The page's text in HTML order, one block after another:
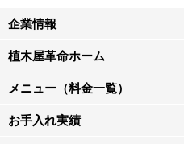
企業情報
植木屋革命ホーム
メニュー（料金一覧）
お手入れ実績